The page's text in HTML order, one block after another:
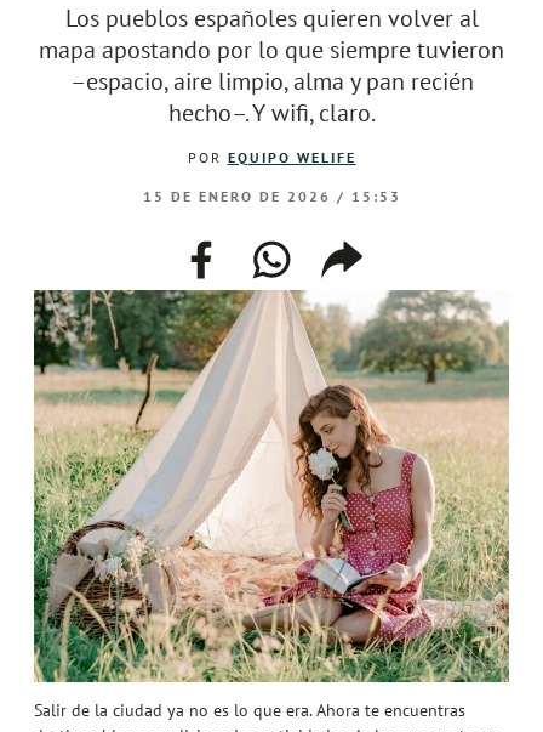
Salir de la ciudad ya no es lo que era. Ahora te encuentras
Los pueblos españoles quieren volver al
mapa apostando por lo que siempre tuvieron
–espacio, aire limpio, alma y pan recién
hecho–. Y wifi, claro.
POR EQUIPO WELIFE
15 DE ENERO DE 2026 / 15:53
facebookwhatsappcompartir
enlace